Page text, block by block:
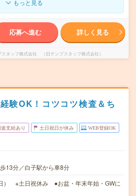
もっと見る
応募へ進む 詳しく見る
タッフ株式会社 （旧テンプスタッフ株式会社）
験OK！コツコツ検査＆ち
支給あり 土日祝日が休み WEB登録OK
13分／白子駅から車8分
） ※土日祝休み ●お盆・年末年始・GWに